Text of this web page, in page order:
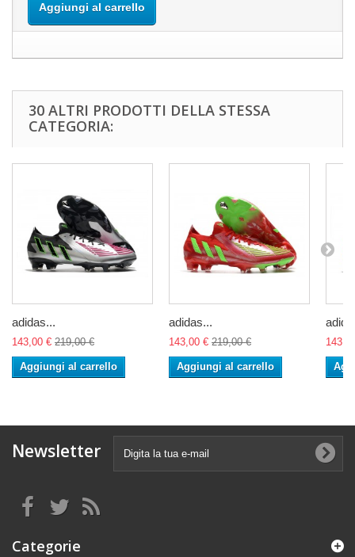
Aggiungi al carrello
30 ALTRI PRODOTTI DELLA STESSA
CATEGORIA:
adidas...
143,00 € 219,00 €
Aggiungi al carrello
adidas...
143,00 € 219,00 €
Aggiungi al carrello
Newsletter
Categorie